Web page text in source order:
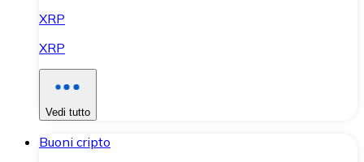
XRP
XRP
Vedi tutto
Buoni cripto